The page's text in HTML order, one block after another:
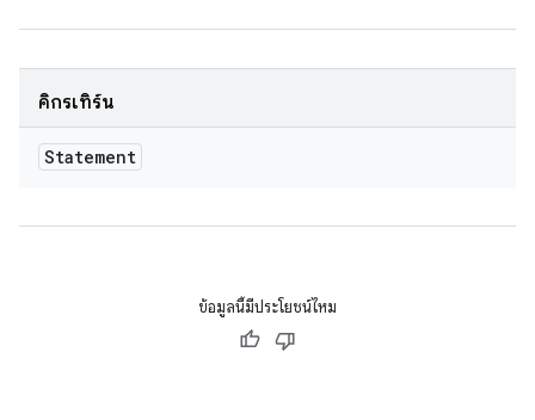
คิกรีเทิร์น
Statement
ข้อมูลนี้มีประโยชน์ไหม